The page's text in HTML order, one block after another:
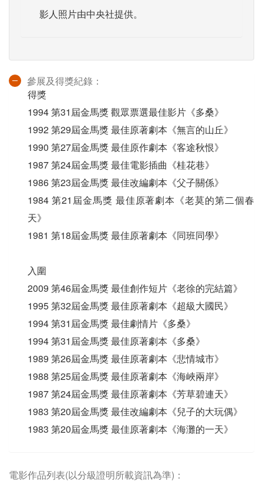
影人照片由中央社提供。
參展及得獎紀錄：
得獎
1994 第31屆金馬獎 觀眾票選最佳影片《多桑》
1992 第29屆金馬獎 最佳原著劇本《無言的山丘》
1990 第27屆金馬獎 最佳原作劇本《客途秋恨》
1987 第24屆金馬獎 最佳電影插曲《桂花巷》
1986 第23屆金馬獎 最佳改編劇本《父子關係》
1984 第21屆金馬獎 最佳原著劇本《老莫的第二個春
天》
1981 第18屆金馬獎 最佳原著劇本《同班同學》
入圍
2009 第46屆金馬獎 最佳創作短片《老徐的完結篇》
1995 第32屆金馬獎 最佳原著劇本《超級大國民》
1994 第31屆金馬獎 最佳劇情片《多桑》
1994 第31屆金馬獎 最佳原著劇本《多桑》
1989 第26屆金馬獎 最佳原著劇本《悲情城市》
1988 第25屆金馬獎 最佳原著劇本《海峽兩岸》
1987 第24屆金馬獎 最佳原著劇本《芳草碧連天》
1983 第20屆金馬獎 最佳改編劇本《兒子的大玩偶》
1983 第20屆金馬獎 最佳原著劇本《海灘的一天》
電影作品列表(以分級證明所載資訊為準)：